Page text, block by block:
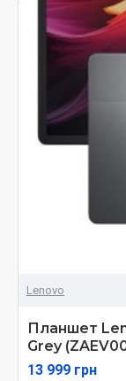
Lenovo
Планшет
Grey
13 999 грн